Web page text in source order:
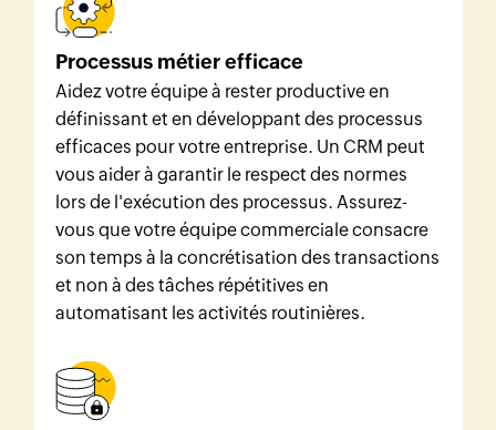
Processus métier efficace
Aidez votre équipe à rester productive en
définissant et en développant des processus
efficaces pour votre entreprise. Un CRM peut
vous aider à garantir le respect des normes
lors de l'exécution des processus. Assurez-
vous que votre équipe commerciale consacre
son temps à la concrétisation des transactions
et non à des tâches répétitives en
automatisant les activités routinières.